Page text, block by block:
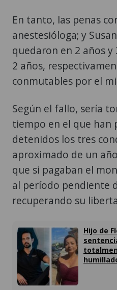
En tanto, las penas
anestesióloga; y
quedaron en 2 años y
2 años,
conmutables por el
Según el fallo, sería
tiempo en el que han
detenidos los tres
aproximado de un
que si pagaban el
al período pendiente
recuperando su
Hijo de